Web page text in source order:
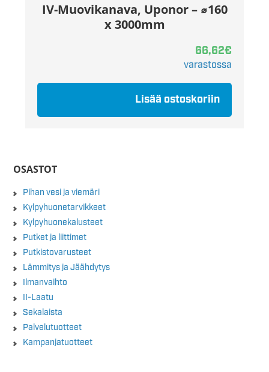
IV-Muovikanava, Uponor – ⌀160
x 3000mm
66,62€
varastossa
Lisää ostoskoriin
OSASTOT
Pihan vesi ja viemäri
Kylpyhuonetarvikkeet
Kylpyhuonekalusteet
Putket ja liittimet
Putkistovarusteet
Lämmitys ja Jäähdytys
Ilmanvaihto
II-Laatu
Sekalaista
Palvelutuotteet
Kampanjatuotteet